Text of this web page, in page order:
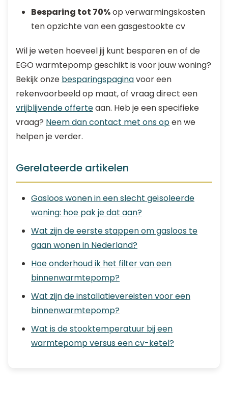
Besparing tot 70%op verwarmingskosten
ten opzichte van een gasgestookte cv
Wil je weten hoeveel jij kunt besparen en of de
EGO warmtepomp geschikt is voor jouw woning?
Bekijk onze besparingspaginavoor een
rekenvoorbeeld op maat, of vraag direct een
vrijblijvende offerteaan. Heb je een specifieke
vraag? Neem dan contact met ons open we
helpen je verder.
Gerelateerde artikelen
Gasloos wonen in een slecht geïsoleerde
woning: hoe pak je dat aan?
Wat zijn de eerste stappen om gasloos te
gaan wonen in Nederland?
Hoe onderhoud ik het filter van een
binnenwarmtepomp?
Wat zijn de installatievereisten voor een
binnenwarmtepomp?
Wat is de stooktemperatuur bij een
warmtepomp versus een cv-ketel?